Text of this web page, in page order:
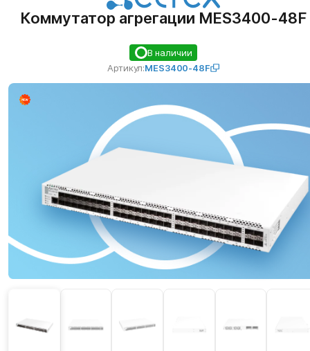
Коммутатор агрегации MES3400-48F
В наличии
Артикул:MES3400-48F